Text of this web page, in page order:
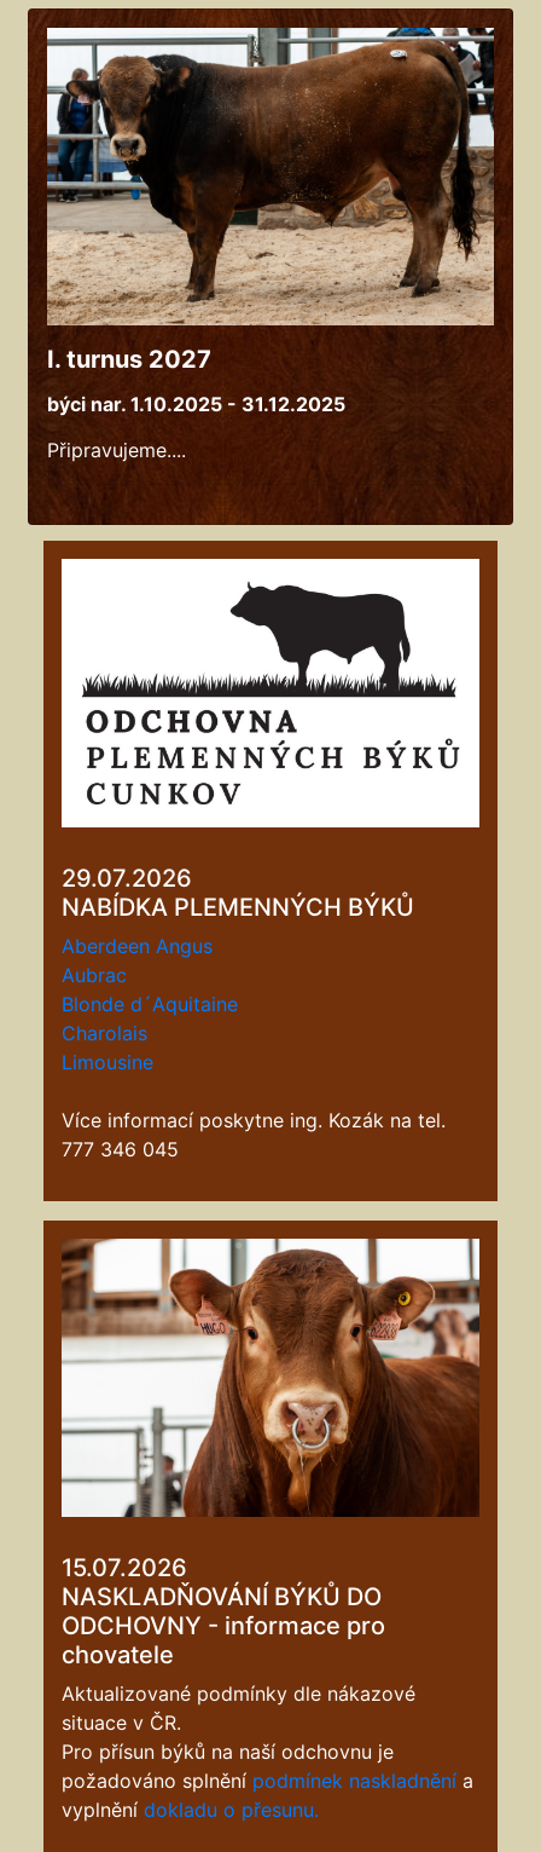
I. turnus 2027
býci nar. 1.10.2025 - 31.12.2025
Připravujeme....
29.07.2026
NABÍDKA PLEMENNÝCH BÝKŮ
Aberdeen Angus
Aubrac
Blonde d´Aquitaine
Charolais
Limousine
Více informací poskytne ing. Kozák na tel.
777 346 045
15.07.2026
NASKLADŇOVÁNÍ BÝKŮ DO
ODCHOVNY - informace pro
chovatele
Aktualizované podmínky dle nákazové
situace v ČR.
Pro přísun býků na naší odchovnu je
požadováno splnění podmínek naskladnění a
vyplnění dokladu o přesunu.